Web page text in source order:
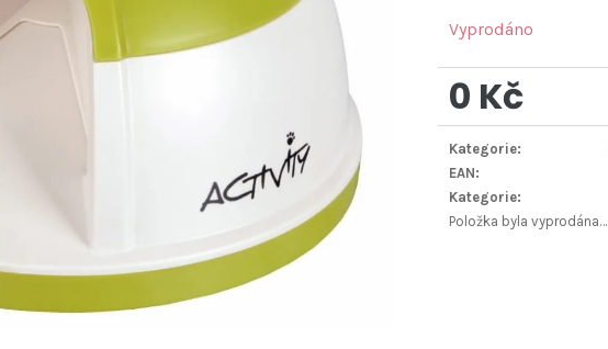
Vyprodáno
0 Kč
Měrná
cena:
Kategorie:
EAN:
Kategorie:
Položka byla vyprodána…